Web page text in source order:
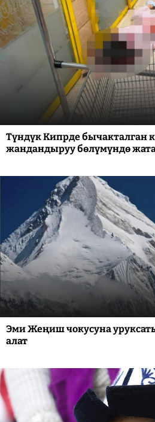
Түндүк Кипрде бычакталган
жандандыруу бөлүмүндө
Эми Жеңиш чокусуна
алат